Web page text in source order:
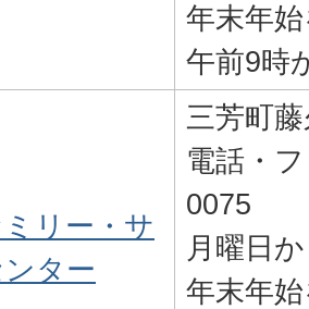
年末年
午前9時
リー・サ
ター
三芳町
電話・
0075
月曜日
年末年